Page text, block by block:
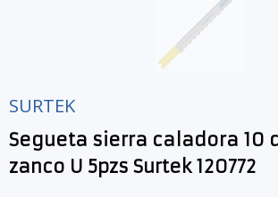
SURTEK
Segueta sierra caladora 10
zanco U 5pzs Surtek 120772